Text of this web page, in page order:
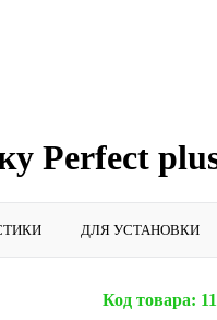
Perfect
ДЛЯ УСТАНОВКИ
Код товара: